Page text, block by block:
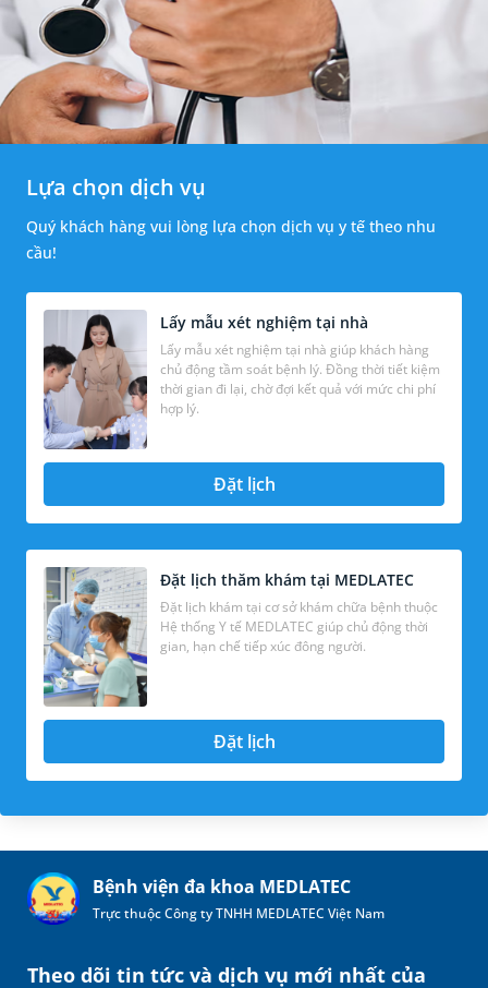
Lựa chọn dịch vụ
Quý khách hàng vui lòng lựa chọn dịch vụ y tế theo nhu
cầu!
Lấy mẫu xét nghiệm tại nhà
Lấy mẫu xét nghiệm tại nhà giúp khách hàng
chủ động tầm soát bệnh lý. Đồng thời tiết kiệm
thời gian đi lại, chờ đợi kết quả với mức chi phí
hợp lý.
Đặt lịch
Đặt lịch thăm khám tại MEDLATEC
Đặt lịch khám tại cơ sở khám chữa bệnh thuộc
Hệ thống Y tế MEDLATEC giúp chủ động thời
gian, hạn chế tiếp xúc đông người.
Đặt lịch
Bệnh viện đa khoa MEDLATEC
Trực thuộc Công ty TNHH MEDLATEC Việt Nam
Theo dõi tin tức và dịch vụ mới nhất của